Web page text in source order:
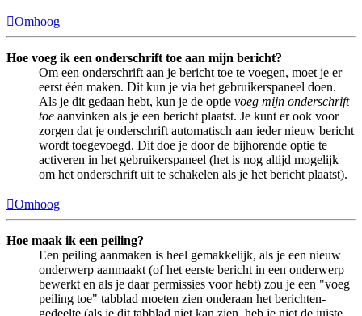
Omhoog
Hoe voeg ik een onderschrift toe aan mijn bericht?
Om een onderschrift aan je bericht toe te voegen, moet je er
eerst één maken. Dit kun je via het gebruikerspaneel doen.
Als je dit gedaan hebt, kun je de optie voeg mijn onderschrift
toe aanvinken als je een bericht plaatst. Je kunt er ook voor
zorgen dat je onderschrift automatisch aan ieder nieuw bericht
wordt toegevoegd. Dit doe je door de bijhorende optie te
activeren in het gebruikerspaneel (het is nog altijd mogelijk
om het onderschrift uit te schakelen als je het bericht plaatst).
Omhoog
Hoe maak ik een peiling?
Een peiling aanmaken is heel gemakkelijk, als je een nieuw
onderwerp aanmaakt (of het eerste bericht in een onderwerp
bewerkt en als je daar permissies voor hebt) zou je een "voeg
peiling toe" tabblad moeten zien onderaan het berichten-